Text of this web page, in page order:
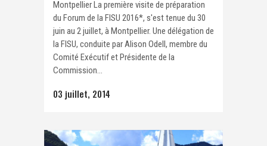
Montpellier La première visite de préparation
du Forum de la FISU 2016*, s'est tenue du 30
juin au 2 juillet, à Montpellier. Une délégation de
la FISU, conduite par Alison Odell, membre du
Comité Exécutif et Présidente de la
Commission...
03 juillet, 2014